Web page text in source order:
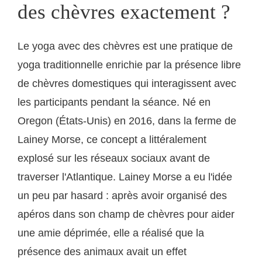
des chèvres exactement ?
Le yoga avec des chèvres est une pratique de
yoga traditionnelle enrichie par la présence libre
de chèvres domestiques qui interagissent avec
les participants pendant la séance. Né en
Oregon (États-Unis) en 2016, dans la ferme de
Lainey Morse, ce concept a littéralement
explosé sur les réseaux sociaux avant de
traverser l'Atlantique. Lainey Morse a eu l'idée
un peu par hasard : après avoir organisé des
apéros dans son champ de chèvres pour aider
une amie déprimée, elle a réalisé que la
présence des animaux avait un effet